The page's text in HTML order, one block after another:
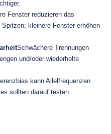
Fenster reduzieren das
kleinere Fenster erhöhen
Schwächere Trennungen
und/oder wiederholte
kann Allelfrequenzen
sollten darauf testen.